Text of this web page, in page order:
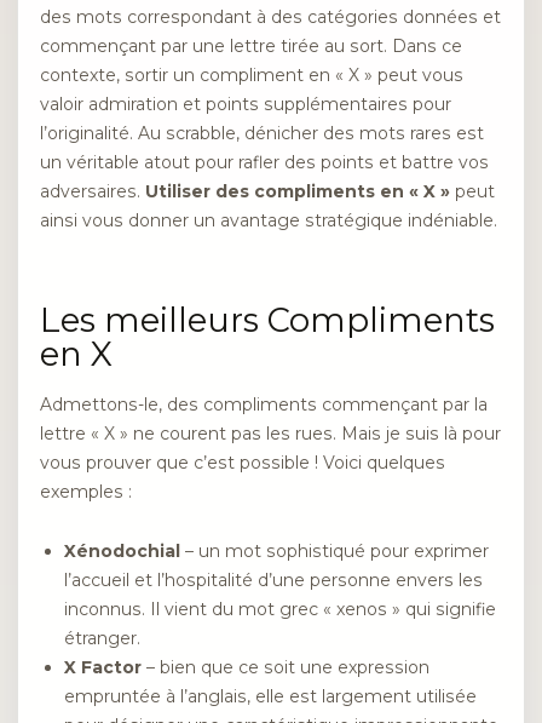
des mots correspondant à des catégories données et
commençant par une lettre tirée au sort. Dans ce
contexte, sortir un compliment en « X » peut vous
valoir admiration et points supplémentaires pour
l’originalité. Au scrabble, dénicher des mots rares est
un véritable atout pour rafler des points et battre vos
adversaires. Utiliser des compliments en « X » peut
ainsi vous donner un avantage stratégique indéniable.
Les meilleurs Compliments
en X
Admettons-le, des compliments commençant par la
lettre « X » ne courent pas les rues. Mais je suis là pour
vous prouver que c’est possible ! Voici quelques
exemples :
Xénodochial – un mot sophistiqué pour exprimer
l’accueil et l’hospitalité d’une personne envers les
inconnus. Il vient du mot grec « xenos » qui signifie
étranger.
X Factor – bien que ce soit une expression
empruntée à l’anglais, elle est largement utilisée